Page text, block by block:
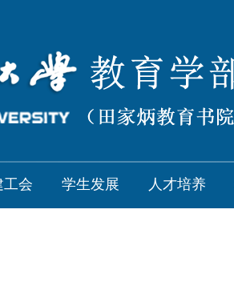
工会 学生发展 人才培养